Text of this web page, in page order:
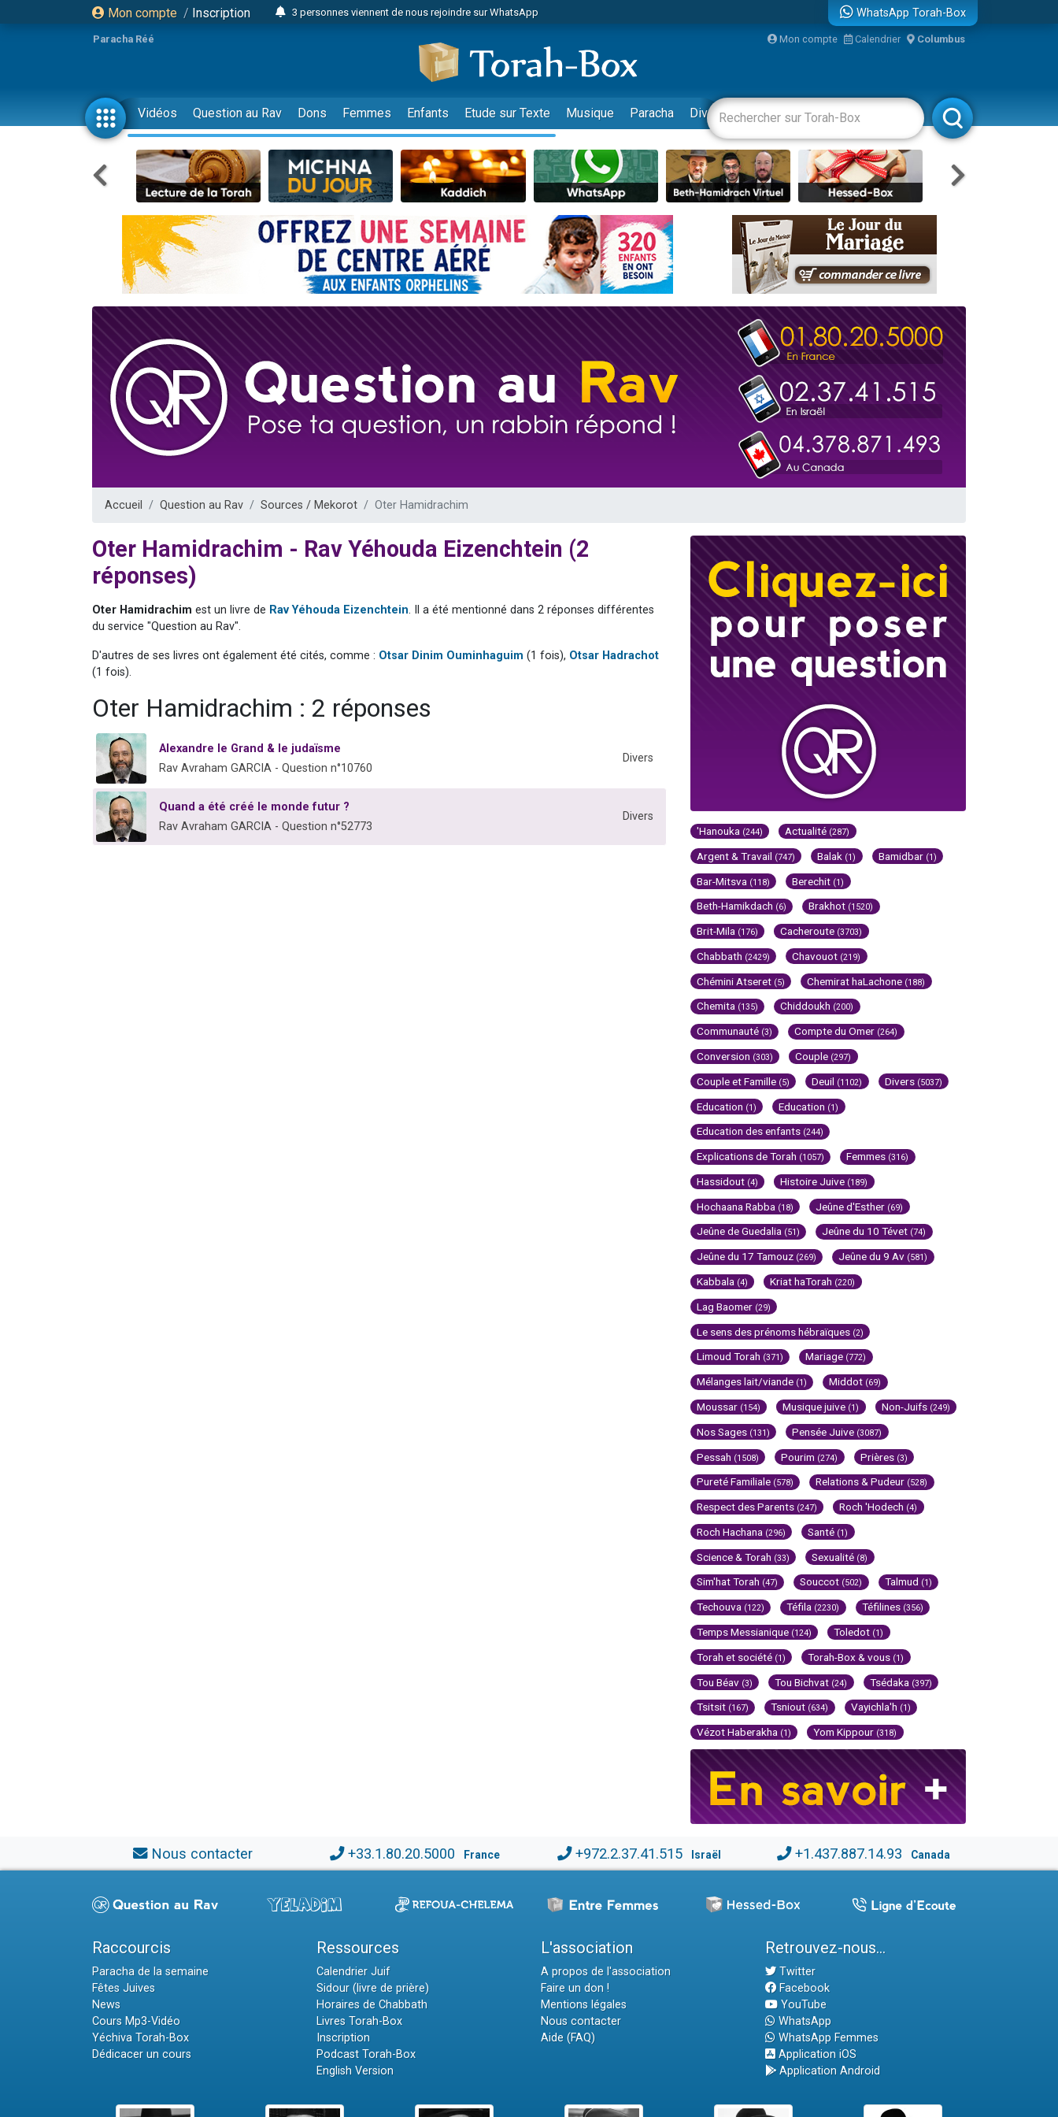
Mon compte / Inscription
3 personnes viennent de nous rejoindre sur WhatsApp
3 personnes viennent de faire un don pour 5 jours de vacances aux Orphelins
3 personnes viennent de faire un don pour Diane, 80 ans, dans un appartement insalubre
2 personnes viennent de nous rejoindre sur WhatsApp
13 personnes viennent de demander une bénédiction
30 personnes viennent de faire un don pour Sauvez la jambe de Yohan
Il reste 49 places pour étudier en groupe sur Zoom
12 nouvelles musiques dans Torah-Box Music
3 personnes viennent de nous rejoindre sur WhatsApp
2 personnes viennent de nous rejoindre sur WhatsApp
2 nouvelles musiques dans Torah-Box Music
3 personnes viennent de nous rejoindre sur WhatsApp
8 personnes viennent de faire un don pour Tsédaka : pauvres d'Israel
Nouvelle émission radio : Visions de grandeur n°104 : Le Chabbath et le Birkat Hamazone à travers le temps
61 personnes viennent de demander une bénédiction
Il reste 49 places pour étudier en groupe sur Zoom
Ariel vient de donner son Maasser
Nathaniel vient de donner son Maasser
WhatsApp Torah-Box
Paracha Réé Mon compte Calendrier Columbus
Vidéos Question au Rav Dons Femmes Enfants Etude sur Texte Musique Paracha Divertissements Livres Rabbanim
Accueil Question au Rav Sources / Mekorot Oter Hamidrachim
Oter Hamidrachim - Rav Yéhouda Eizenchtein (2
réponses)
Oter Hamidrachim est un livre de Rav Yéhouda Eizenchtein. Il a été mentionné dans 2 réponses différentes
du service "Question au Rav".
D'autres de ses livres ont également été cités, comme : Otsar Dinim Ouminhaguim (1 fois), Otsar Hadrachot
(1 fois).
Oter Hamidrachim : 2 réponses
Alexandre le Grand & le judaïsme
Rav Avraham GARCIA - Question n°10760
Divers
Quand a été créé le monde futur ?
Rav Avraham GARCIA - Question n°52773
Divers
'Hanouka (244) Actualité (287)
Argent & Travail (747) Balak (1) Bamidbar (1)
Bar-Mitsva (118) Berechit (1)
Beth-Hamikdach (6) Brakhot (1520)
Brit-Mila (176) Cacheroute (3703)
Chabbath (2429) Chavouot (219)
Chémini Atseret (5) Chemirat haLachone (188)
Chemita (135) Chiddoukh (200)
Communauté (3) Compte du Omer (264)
Conversion (303) Couple (297)
Couple et Famille (5) Deuil (1102) Divers (5037)
Education (1) Education (1)
Education des enfants (244)
Explications de Torah (1057) Femmes (316)
Hassidout (4) Histoire Juive (189)
Hochaana Rabba (18) Jeûne d'Esther (69)
Jeûne de Guedalia (51) Jeûne du 10 Tévet (74)
Jeûne du 17 Tamouz (269) Jeûne du 9 Av (581)
Kabbala (4) Kriat haTorah (220)
Lag Baomer (29)
Le sens des prénoms hébraïques (2)
Limoud Torah (371) Mariage (772)
Mélanges lait/viande (1) Middot (69)
Moussar (154) Musique juive (1) Non-Juifs (249)
Nos Sages (131) Pensée Juive (3087)
Pessah (1508) Pourim (274) Prières (3)
Pureté Familiale (578) Relations & Pudeur (528)
Respect des Parents (247) Roch 'Hodech (4)
Roch Hachana (296) Santé (1)
Science & Torah (33) Sexualité (8)
Sim'hat Torah (47) Souccot (502) Talmud (1)
Techouva (122) Téfila (2230) Téfilines (356)
Temps Messianique (124) Toledot (1)
Torah et société (1) Torah-Box & vous (1)
Tou Béav (3) Tou Bichvat (24) Tsédaka (397)
Tsitsit (167) Tsniout (634) Vayichla'h (1)
Vézot Haberakha (1) Yom Kippour (318)
Nous contacter +33.1.80.20.5000 France +972.2.37.41.515 Israël +1.437.887.14.93 Canada
Raccourcis
Paracha de la semaine
Fêtes Juives
News
Cours Mp3-Vidéo
Yéchiva Torah-Box
Dédicacer un cours
Ressources
Calendrier Juif
Sidour (livre de prière)
Horaires de Chabbath
Livres Torah-Box
Inscription
Podcast Torah-Box
English Version
L'association
A propos de l'association
Faire un don !
Mentions légales
Nous contacter
Aide (FAQ)
Retrouvez-nous...
Twitter
Facebook
YouTube
WhatsApp
WhatsApp Femmes
Application iOS
Application Android